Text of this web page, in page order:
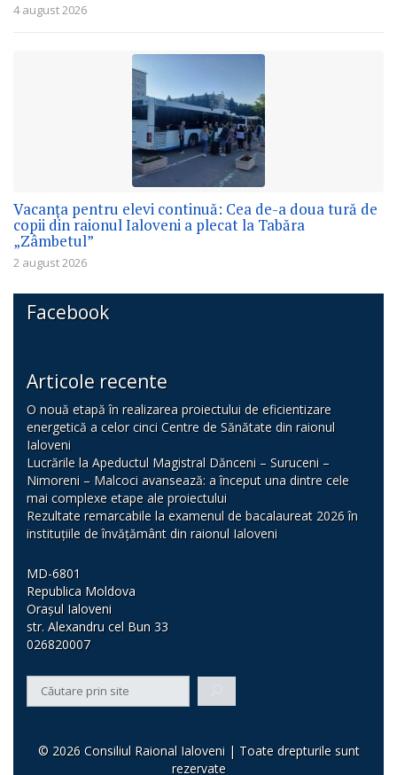
4 august 2026
Vacanța pentru elevi continuă: Cea de-a doua tură de
copii din raionul Ialoveni a plecat la Tabăra
„Zâmbetul”
2 august 2026
Facebook
Articole recente
O nouă etapă în realizarea proiectului de eficientizare
energetică a celor cinci Centre de Sănătate din raionul
Ialoveni
Lucrările la Apeductul Magistral Dănceni – Suruceni –
Nimoreni – Malcoci avansează: a început una dintre cele
mai complexe etape ale proiectului
Rezultate remarcabile la examenul de bacalaureat 2026 în
instituțiile de învățământ din raionul Ialoveni
MD-6801
Republica Moldova
Orașul Ialoveni
str. Alexandru cel Bun 33
026820007
© 2026 Consiliul Raional Ialoveni | Toate drepturile sunt
rezervate